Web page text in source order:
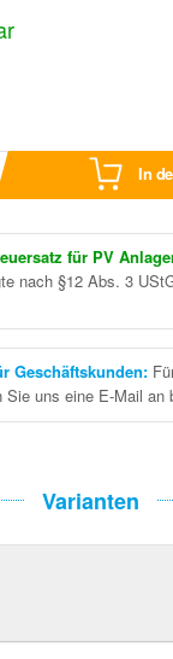
In
für PV
nach §12 Abs. 3
Geschäftskunden:
Sie uns eine E-Mail an
Varianten